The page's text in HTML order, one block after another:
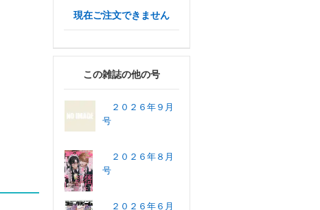
現在ご注文できません
この雑誌の他の号
２０２６年９月
号
２０２６年８月
号
２０２６年６月